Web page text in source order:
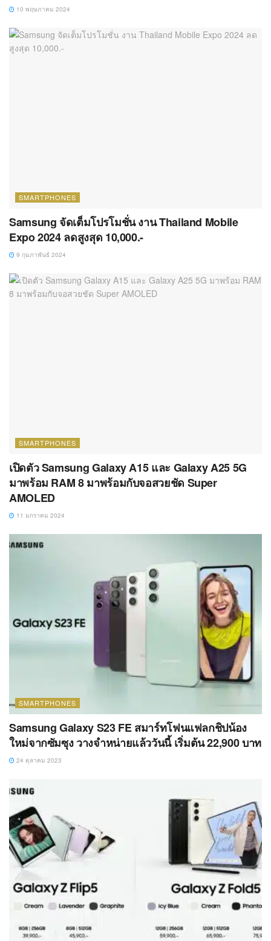
10 พฤษภาคม 2024
SMARTPHONES
Samsung จัดเต็มโปรโมชั่น งาน Thailand Mobile
Expo 2024 ลดสูงสุด 10,000.-
9 กุมภาพันธ์ 2024
SMARTPHONES
เปิดตัว Samsung Galaxy A15 และ Galaxy A25 5G
มาพร้อม RAM 8 มาพร้อมกับจอสวยชัด Super
AMOLED
11 มกราคม 2024
SMARTPHONES
Samsung Galaxy S23 FE สมาร์ทโฟนแฟลกชิปน้อง
ใหม่จากซัมซุง วางจำหน่ายแล้ววันนี้ เริ่มต้น 22,900 บาท
24 ตุลาคม 2023